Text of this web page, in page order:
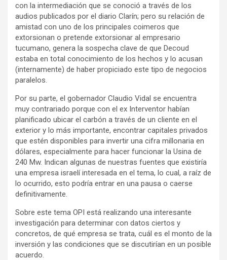
con la intermediación que se conoció a través de los
audios publicados por el diario Clarín; pero su relación de
amistad con uno de los principales coimeros que
extorsionan o pretende extorsionar al empresario
tucumano, genera la sospecha clave de que Decoud
estaba en total conocimiento de los hechos y lo acusan
(internamente) de haber propiciado este tipo de negocios
paralelos.
Por su parte, el gobernador Claudio Vidal se encuentra
muy contrariado porque con el ex Interventor habían
planificado ubicar el carbón a través de un cliente en el
exterior y lo más importante, encontrar capitales privados
que estén disponibles para invertir una cifra millonaria en
dólares, especialmente para hacer funcionar la Usina de
240 Mw. Indican algunas de nuestras fuentes que existiría
una empresa israelí interesada en el tema, lo cual, a raíz de
lo ocurrido, esto podría entrar en una pausa o caerse
definitivamente.
Sobre este tema OPI está realizando una interesante
investigación para determinar con datos ciertos y
concretos, de qué empresa se trata, cuál es el monto de la
inversión y las condiciones que se discutirían en un posible
acuerdo.